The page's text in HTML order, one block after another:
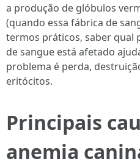
a produção de glóbulos
(quando essa fábrica de
termos práticos, saber qual
de sangue está afetado
problema é perda,
eritócitos.
Principais
anemia